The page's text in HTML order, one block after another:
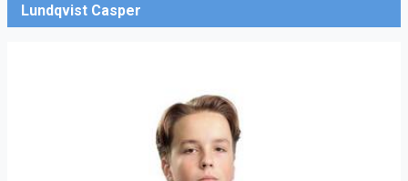
Lundqvist Casper